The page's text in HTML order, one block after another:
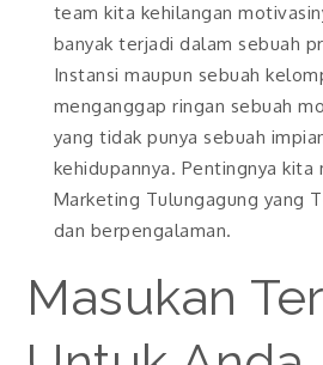
team kita kehilangan
banyak terjadi dalam sebuah
Instansi maupun sebuah
menganggap ringan sebuah
yang tidak punya sebuah
kehidupannya. Pentingnya kita
Marketing Tulungagung yang
dan berpengalaman.
Masukan